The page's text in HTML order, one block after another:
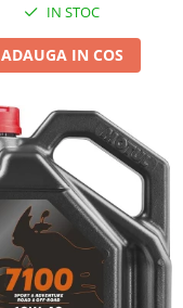
IN STOC
ADAUGA IN COS